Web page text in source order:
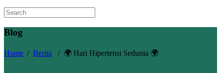
Blog
Home / Berita / 🌍 Hari Hipertensi Sedunia 🌍